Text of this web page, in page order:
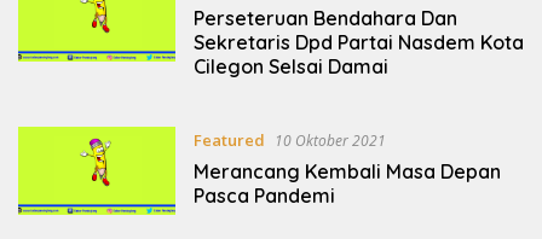
Perseteruan Bendahara Dan
Sekretaris Dpd Partai Nasdem Kota
Cilegon Selsai Damai
Featured 10 Oktober 2021
Merancang Kembali Masa Depan
Pasca Pandemi